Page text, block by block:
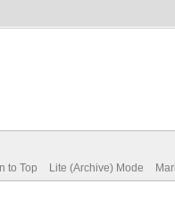
to Top Lite (Archive) Mode